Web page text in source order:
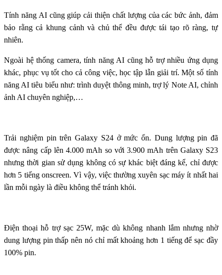
Tính năng AI cũng giúp cải thiện chất lượng của các bức ảnh, đảm
bảo rằng cả khung cảnh và chủ thể đều được tái tạo rõ ràng, tự
nhiên.
Ngoài hệ thống camera, tính năng AI cũng hỗ trợ nhiều ứng dụng
khác, phục vụ tốt cho cả công việc, học tập lẫn giải trí. Một số tính
năng AI tiêu biểu như: trình duyệt thông minh, trợ lý Note AI, chỉnh
ảnh AI chuyên nghiệp,…
Trải nghiệm pin trên Galaxy S24 ở mức ổn. Dung lượng pin đã
được nâng cấp lên 4.000 mAh so với 3.900 mAh trên Galaxy S23
nhưng thời gian sử dụng không có sự khác biệt đáng kể, chỉ được
hơn 5 tiếng onscreen. Vì vậy, việc thường xuyên sạc máy ít nhất hai
lần mỗi ngày là điều không thể tránh khỏi.
Điện thoại hỗ trợ sạc 25W, mặc dù không nhanh lắm nhưng nhờ
dung lượng pin thấp nên nó chỉ mất khoảng hơn 1 tiếng để sạc đầy
100% pin.